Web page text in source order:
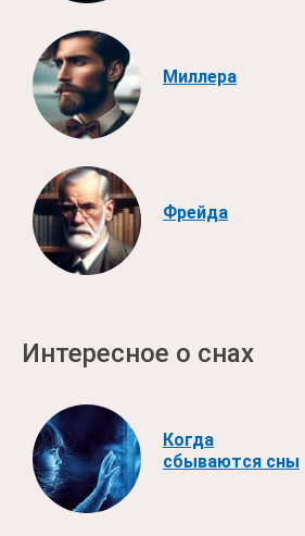
Миллера
Фрейда
Интересное о снах
Когда
сбываются сны